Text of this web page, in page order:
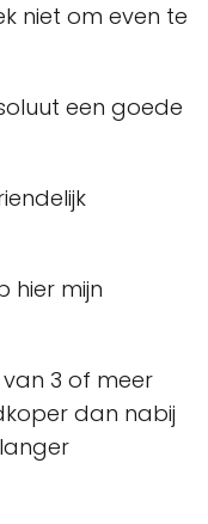
niet om even te
een goede
hier mijn
3 of meer
dan nabij